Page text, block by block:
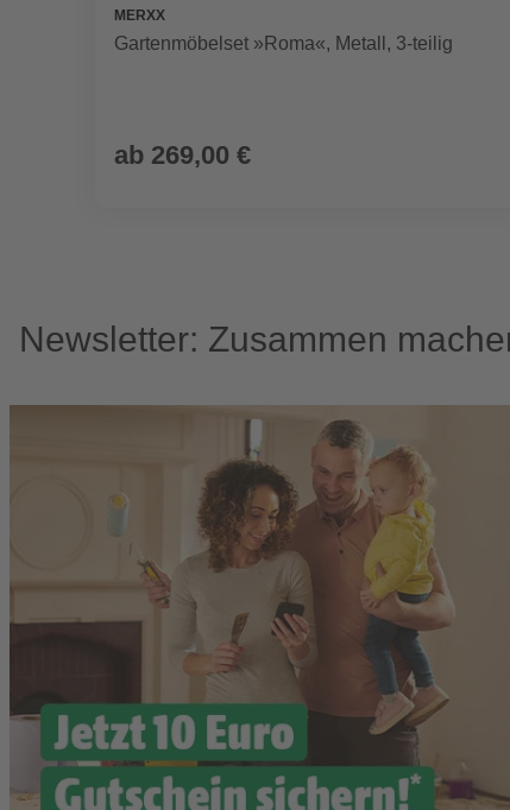
MERXX
Gartenmöbelset »Roma«, Metall, 3-teilig
ab 269,00 €
Newsletter: Zusammen